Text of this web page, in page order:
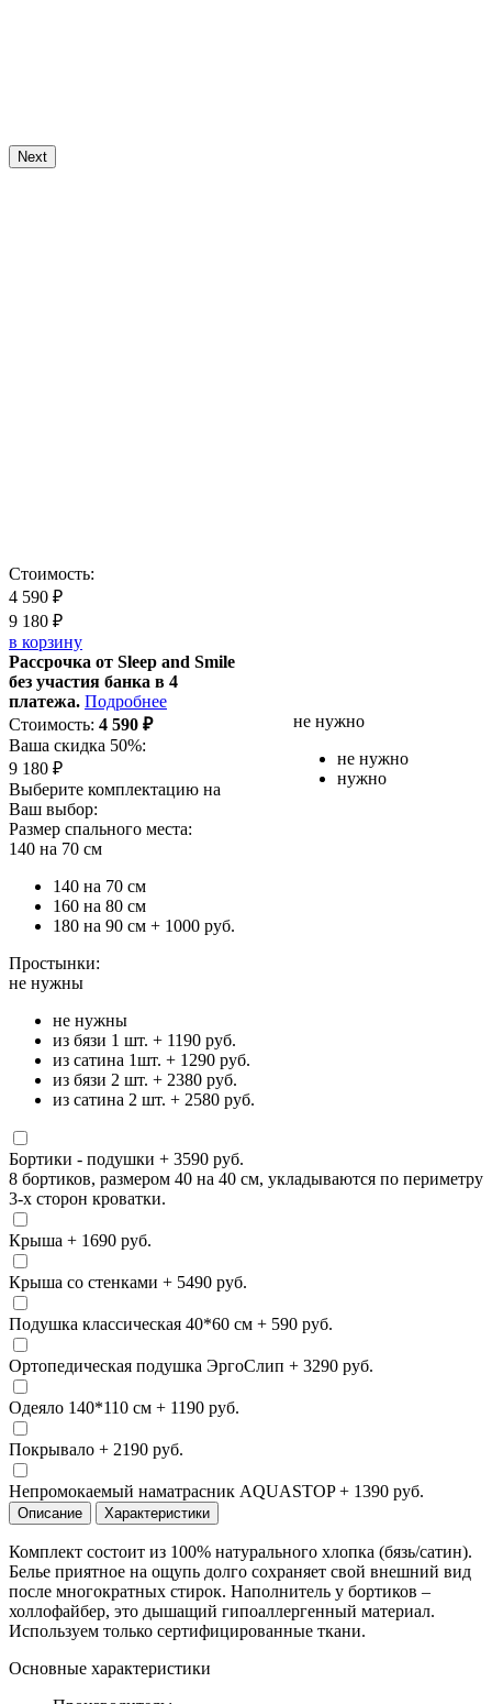
Next
Стоимость:
4 590 ₽
9 180 ₽
в корзину
Рассрочка от Sleep and Smile
без участия банка в 4
платежа. Подробнее
не нужно
не нужно
нужно
Стоимость: 4 590 ₽
Ваша скидка 50%:
9 180 ₽
Выберите комплектацию на
Ваш выбор:
Размер спального места:
140 на 70 см
140 на 70 см
160 на 80 см
180 на 90 см + 1000 руб.
Простынки:
не нужны
не нужны
из бязи 1 шт. + 1190 руб.
из сатина 1шт. + 1290 руб.
из бязи 2 шт. + 2380 руб.
из сатина 2 шт. + 2580 руб.
Бортики - подушки + 3590 руб.
8 бортиков, размером 40 на 40 см, укладываются по периметру
3-х сторон кроватки.
Крыша + 1690 руб.
Крыша со стенками + 5490 руб.
Подушка классическая 40*60 см + 590 руб.
Ортопедическая подушка ЭргоСлип + 3290 руб.
Одеяло 140*110 см + 1190 руб.
Покрывало + 2190 руб.
Непромокаемый наматрасник AQUASTOP+ 1390 руб.
Описание Характеристики
Комплект состоит из 100% натурального хлопка (бязь/сатин).
Белье приятное на ощупь долго сохраняет свой внешний вид
после многократных стирок. Наполнитель у бортиков –
холлофайбер, это дышащий гипоаллергенный материал.
Используем только сертифицированные ткани.
Основные характеристики